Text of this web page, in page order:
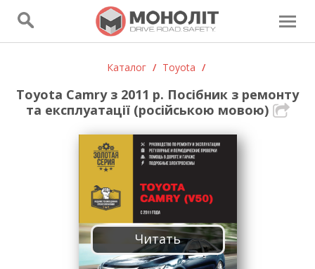
Каталог / Toyota /
Toyota Camry з 2011 р. Посібник з ремонту
та експлуатації (російською мовою)
Читать